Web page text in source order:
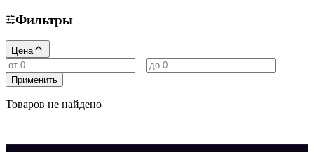
Фильтры
Цена
—
Применить
Товаров не найдено